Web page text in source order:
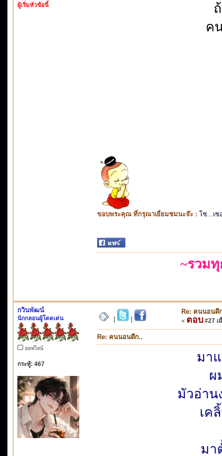
ผู้เริ่มหัวข้อนี้
ค
ขอบพระคุณ ที่กรุณาเยี่ยมชมนะจ๊ะ : โซ...เซ
~รวม
กวินพัฒน์
นักกลอนผู้โดดเด่น
ออฟไลน์
กระทู้: 467
Re: คนนอนดึ
« ตอบ #27 เ
Re: คนนอนดึก..
มา
ผ
มัวอ่าน
เค
มา